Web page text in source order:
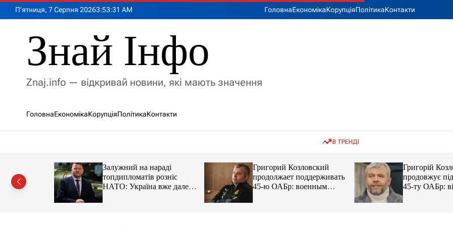
П’ятниця, 7 Серпня 20263:53:33 AM ГоловнаЕкономікаКорупціяПолітикаКонтакти
Знай Інфо
Znaj.info — відкривай новини, які мають значення
ГоловнаЕкономікаКорупціяПолітикаКонтакти
В ТРЕНДІ
Залужний на нараді
топдипломатів розніс
НАТО: Україна вже далеко
попереду
Григорий Козловский
продолжает поддерживать
45-ю ОАБр: военным
передали электробайки
Григорій
продовжує
45-ту ОАБр:
передали